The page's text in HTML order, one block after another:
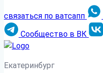
связаться по ватсапп
Сообщество в ВК
Екатеринбург